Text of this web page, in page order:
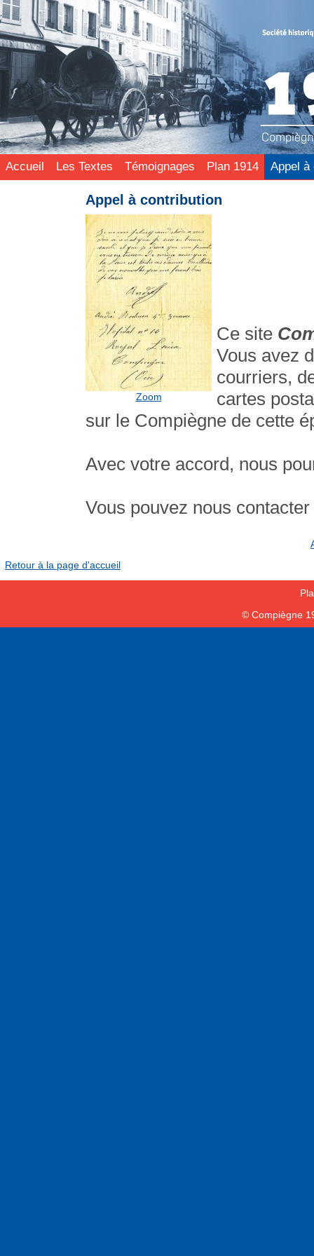
Accueil Les Textes Témoignages Plan 1914 Appel à
Appel à contribution
Zoom
Ce site
Vous avez
courriers,
cartes
sur le Compiègne de cette
Avec votre accord, nous
Vous pouvez nous
Retour à la page d'accueil
© Compiègne